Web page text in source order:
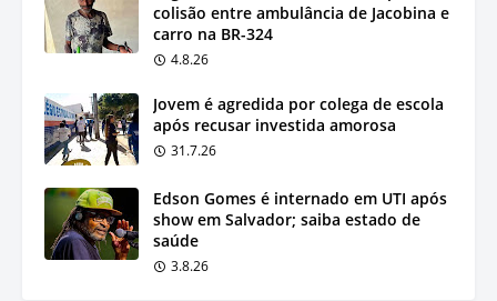
colisão entre ambulância de Jacobina e
carro na BR-324
4.8.26
Jovem é agredida por colega de escola
após recusar investida amorosa
31.7.26
Edson Gomes é internado em UTI após
show em Salvador; saiba estado de
saúde
3.8.26